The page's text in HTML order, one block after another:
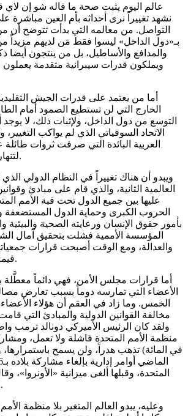
نشهد تغييراً نرى أحداثه بأم العين مباشرة
التواصل. من معالمه التي بدأت تتوضح أن
بـ«دول الداخل» ليسوا فقط مَن لديهم مزيداً
والمدافع والأساطيل، بل من ينتجون أيضا
ويملكون قدرات سيبرانية متقدمة
أما من يعتمد على قدرات الجيش
الخارج التي لن تستطيع الصمود أمام
التوسع من دول الداخل، ولإثبات ذلك، لا
الاتحاد السوفياتي الذي لم يواكب
العربية البائدة التي صرفت ثروات طائلة
لتنهار سريعاً أمام أول تحدٍ.
ويبدو أن هناك تغييراً في النظام الدولي
العالمية الثانية، والذي قام على مبادئ
عليها بين جميع الدول تحت قبة الأمم
الحروب الكبرى وحماية الدول المستضعفة
بأمور حقوق الإنسان ورعايته الصحية والبيئية
المؤسسة الأممية فشلت بتحقيق آمال
والعدالة، ومع الوقت أصبحت قرارات
قيمة الحبر الذي تكتب به.
أما قرارات مجلس الأمن، فهي دائماً
الأعضاء التي تمارسه دوماً بسبب تعارض
الخمس. وما زاد في العقم أن هؤلاء
مخالفة القوانين الدولية والمبادئ التي
ولقد كان الرئيس الأميركي دونالد ترمب
في المائة) تذهب هدراً، ولن يسمح
المتحدة، وقبلها ألغى ميزانية «الأونروا»،
الإجراءات بهذا الاتجاه.
وعليه، يبدو العالم المتغير بلا منظمة